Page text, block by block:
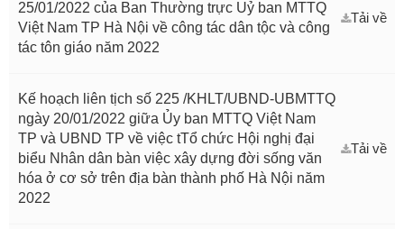
25/01/2022 của Ban Thường trực Uỷ ban MTTQ
Việt Nam TP Hà Nội về công tác dân tộc và công
tác tôn giáo năm 2022
Tải về
Kế hoạch liên tịch số 225 /KHLT/UBND-UBMTTQ
ngày 20/01/2022 giữa Ủy ban MTTQ Việt Nam
TP và UBND TP về việc tTổ chức Hội nghị đại
biểu Nhân dân bàn việc xây dựng đời sống văn
hóa ở cơ sở trên địa bàn thành phố Hà Nội năm
2022
Tải về